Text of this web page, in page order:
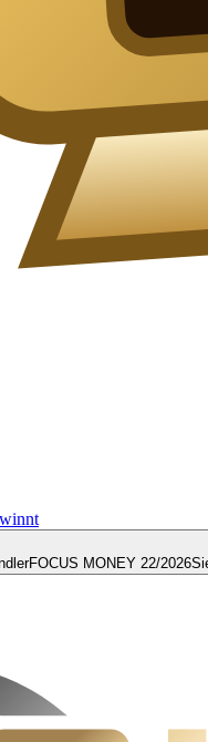
FOCUS MONEY 22/2026